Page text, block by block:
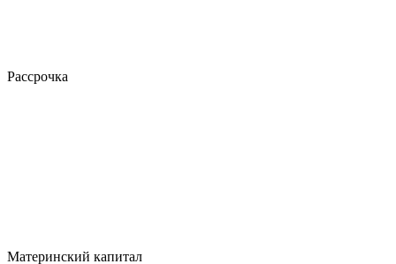
Рассрочка
Материнский капитал